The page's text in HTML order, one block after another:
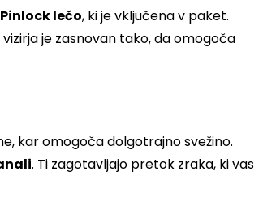
Pinlock lečo, ki je vključena v paket.
je zasnovan tako, da omogoča
kar omogoča dolgotrajno svežino.
. Ti zagotavljajo pretok zraka, ki vas